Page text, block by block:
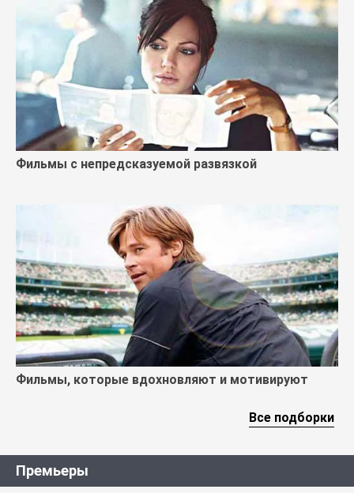
Фильмы с непредсказуемой развязкой
Фильмы, которые вдохновляют и мотивируют
Все подборки
Премьеры